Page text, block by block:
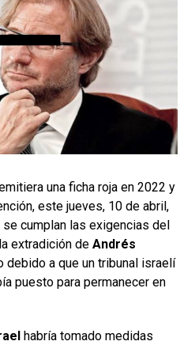
una ficha roja en 2022 y
este jueves, 10 de abril,
cumplan las exigencias del
extradición de Andrés
debido a que un tribunal israelí
puesto para permanecer en
habría tomado medidas